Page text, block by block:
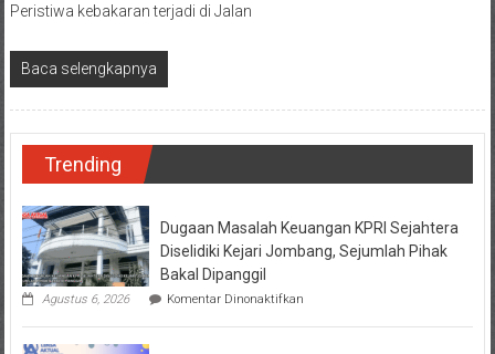
Peristiwa kebakaran terjadi di Jalan
Baca selengkapnya
Trending
Dugaan Masalah Keuangan KPRI Sejahtera
Diselidiki Kejari Jombang, Sejumlah Pihak
Bakal Dipanggil
Agustus 6, 2026 Komentar Dinonaktifkanpada
Masalah